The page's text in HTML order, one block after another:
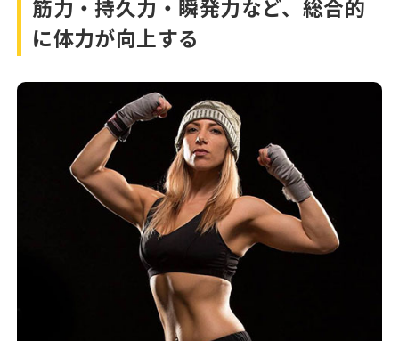
筋力・持久力・瞬発力など、総合的
に体力が向上する